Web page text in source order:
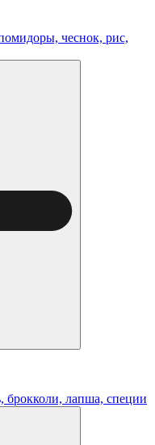
чеснок, рис,
брокколи, лапша, специи